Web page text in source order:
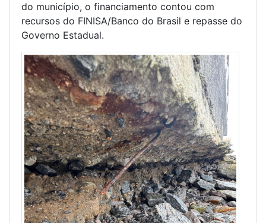
do município, o financiamento contou com
recursos do FINISA/Banco do Brasil e repasse do
Governo Estadual.